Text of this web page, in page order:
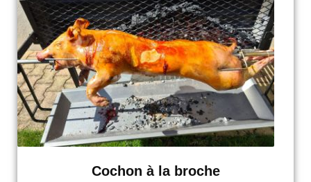
Cochon à la broche